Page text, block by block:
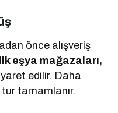
önce alışveriş
eşya mağazaları,
edilir. Daha
tamamlanır.